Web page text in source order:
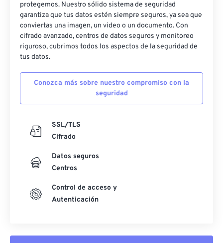
protegemos. Nuestro sólido sistema de seguridad
garantiza que tus datos estén siempre seguros, ya sea que
conviertas una imagen, un video o un documento. Con
cifrado avanzado, centros de datos seguros y monitoreo
riguroso, cubrimos todos los aspectos de la seguridad de
tus datos.
Conozca más sobre nuestro compromiso con la
seguridad
SSL/TLS
Cifrado
Datos seguros
Centros
Control de acceso y
Autenticación